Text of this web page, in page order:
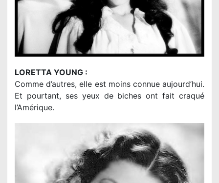
LORETTA YOUNG :
Comme d’autres, elle est moins connue aujourd’hui.
Et pourtant, ses yeux de biches ont fait craqué
l’Amérique.